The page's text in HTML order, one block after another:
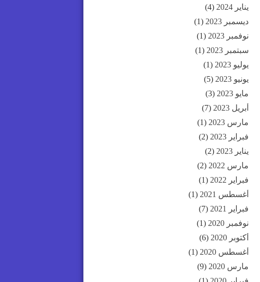
يناير 2024
(4)
ديسمبر 2023
(1)
نوفمبر 2023
(1)
سبتمبر 2023
(1)
يوليو 2023
(1)
يونيو 2023
(5)
مايو 2023
(3)
أبريل 2023
(7)
مارس 2023
(1)
فبراير 2023
(2)
يناير 2023
(2)
مارس 2022
(2)
فبراير 2022
(1)
أغسطس 2021
(1)
فبراير 2021
(7)
نوفمبر 2020
(1)
أكتوبر 2020
(6)
أغسطس 2020
(1)
مارس 2020
(9)